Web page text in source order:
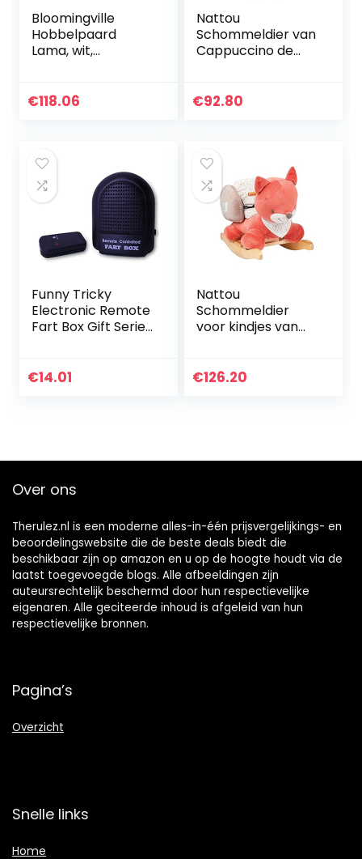
Bloomingville
Hobbelpaard
Lama, wit,
€118.06
Nattou
Schommeldier van
Cappuccino de
50 cm,
€92.80
Funny Tricky
Electronic Remote
Fart Box Gift Series
klinkende
€14.01
Nattou
Schommeldier
voor kindjes van
34 x 46 cm,
€126.20
Over ons
Therulez.nl is een moderne alles-in-één prijsvergelijkings- en
beoordelingswebsite die de beste deals biedt die
beschikbaar zijn op amazon en u op de hoogte houdt via de
laatst toegevoegde blogs. Alle afbeeldingen zijn
auteursrechtelijk beschermd door hun respectievelijke
eigenaren. Alle geciteerde inhoud is afgeleid van hun
respectievelijke bronnen.
Pagina’s
Overzicht
Snelle links
Home